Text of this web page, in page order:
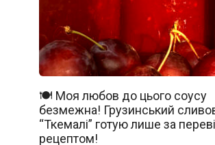
🍽️ Моя любов до цього соусу
безмежна! Грузинський
“Ткемалі” готую лише за
рецептом!